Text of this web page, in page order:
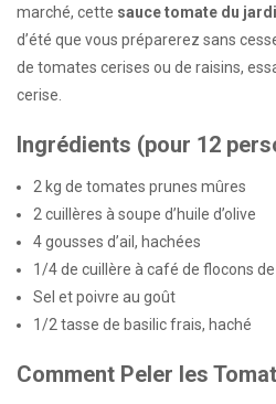
marché, cette sauce tomate du
d’été que vous préparerez sans
de tomates cerises ou de raisins,
cerise.
Ingrédients (pour 12
2 kg de tomates prunes mûres
2 cuillères à soupe d’huile d’olive
4 gousses d’ail, hachées
1/4 de cuillère à café de flocons
Sel et poivre au goût
1/2 tasse de basilic frais, haché
Comment Peler les